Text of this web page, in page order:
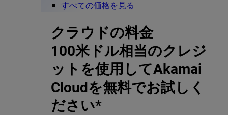
すべての価格を見る
クラウドの料金
100米ドル相当のクレジ
ットを使用してAkamai
Cloudを無料でお試しく
ださい*